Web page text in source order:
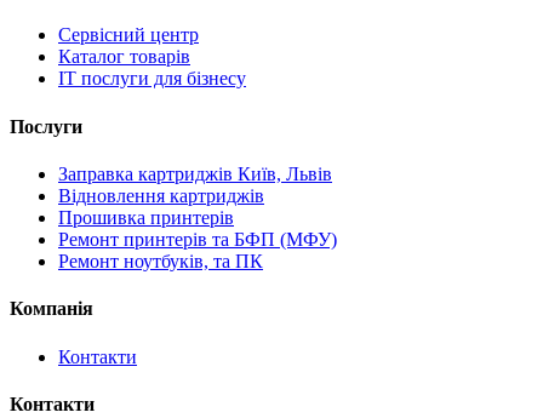
Сервісний центр
Каталог товарів
IT послуги для бізнесу
Послуги
Заправка картриджів Київ, Львів
Відновлення картриджів
Прошивка принтерів
Ремонт принтерів та БФП (МФУ)
Ремонт ноутбуків, та ПК
Компанія
Контакти
Контакти